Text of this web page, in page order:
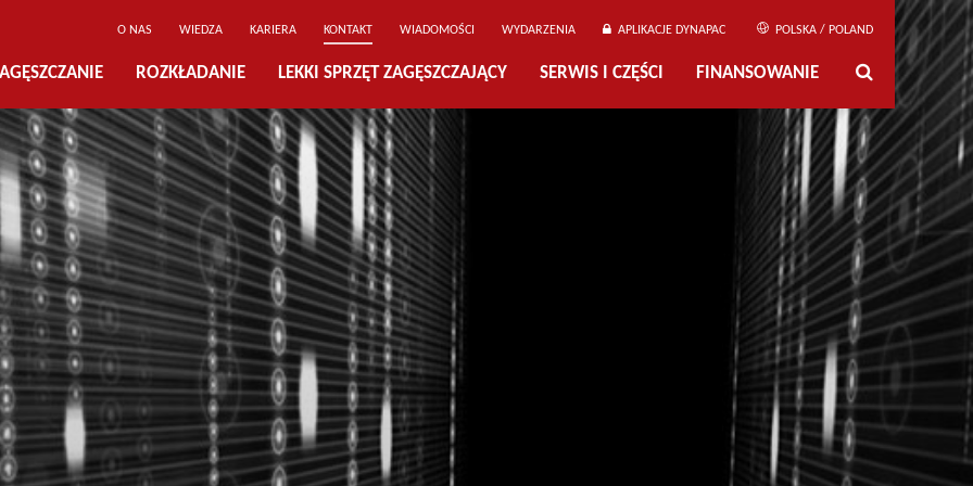
O NAS WIEDZA KARIERA KONTAKT WIADOMOŚCI WYDARZENIA APLIKACJE DYNAPAC POLSKA / POLAND
ROZKŁADANIE LEKKI SPRZĘT ZAGĘSZCZAJĄCY SERWIS I CZĘŚCI FINANSOWANIE